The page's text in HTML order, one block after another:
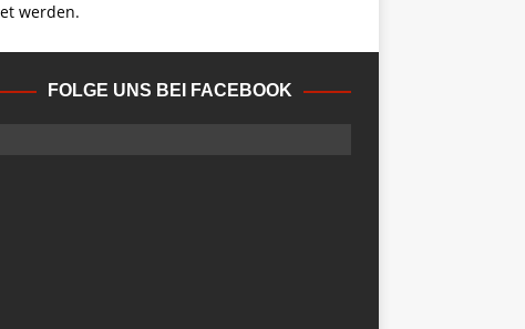
werden.
FOLGE UNS BEI FACEBOOK